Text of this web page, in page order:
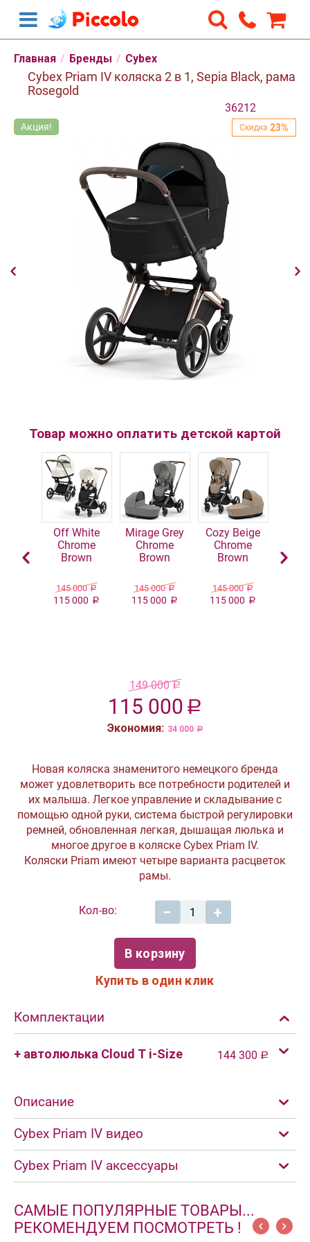
Главная / Бренды / Cybex
Cybex Priam IV коляска 2 в 1, Sepia Black, рама
Rosegold
Скидка
36212
Акция! Скидка 23%
Товар можно оплатить детской картой
Off White
Chrome
Brown
145 000 Р
115 000 Р
Mirage Grey
Chrome
Brown
145 000 Р
115 000 Р
Cozy Beige
Chrome
Brown
145 000 Р
115 000 Р
149 000 Р
115 000 Р
Экономия: 34 000 Р
Новая коляска знаменитого немецкого бренда
может удовлетворить все потребности родителей и
их малыша. Легкое управление и складывание с
помощью одной руки, система быстрой регулировки
ремней, обновленная легкая, дышащая люлька и
многое другое в коляске Cybex Priam IV.
Коляски Priam имеют четыре варианта расцветок
рамы.
Кол-во: +
−
В корзину
Купить в один клик
Комплектации
+ автолюлька Cloud T i-Size 144 300 Р
Описание
Cybex Priam IV видео
Cybex Priam IV аксессуары
САМЫЕ ПОПУЛЯРНЫЕ ТОВАРЫ...
РЕКОМЕНДУЕМ ПОСМОТРЕТЬ !